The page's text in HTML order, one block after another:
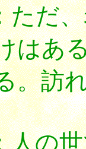
ただ
はあ
。訪
の